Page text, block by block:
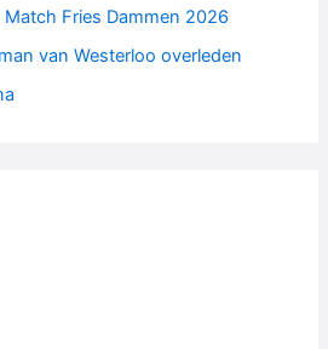
Fries Dammen 2026
van Westerloo overleden